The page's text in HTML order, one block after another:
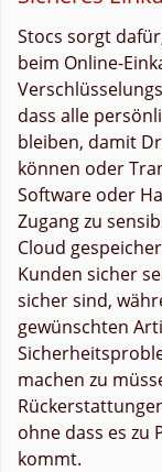
Stocs sorgt
beim Online-
dass alle
bleiben, damit
können oder
Software oder
Zugang zu
Cloud
Kunden sicher
sicher sind,
gewünschten
machen zu
ohne dass es zu
kommt.